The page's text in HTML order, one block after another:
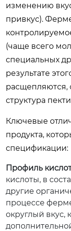
изменению
привкус).
(чаще всего
специальных
результате
расщепляются,
структура
Ключевые
продукта,
спецификации:
Профиль
кислоты, в
другие
процессе
округлый вкус,